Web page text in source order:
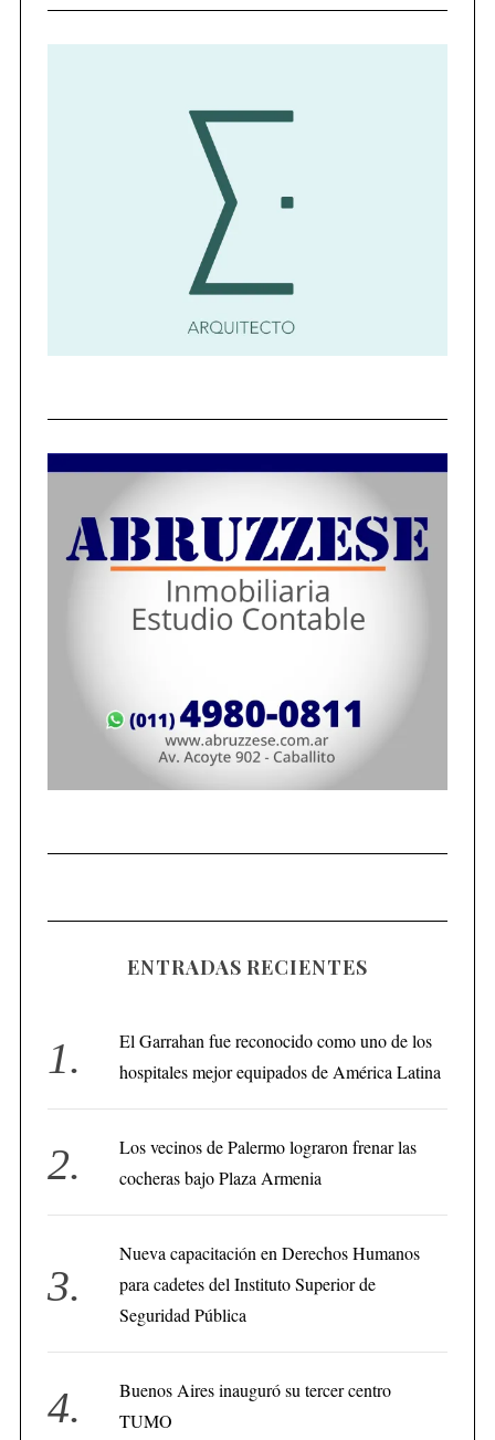
ENTRADAS RECIENTES
El Garrahan fue reconocido como uno de los
hospitales mejor equipados de América Latina
Los vecinos de Palermo lograron frenar las
cocheras bajo Plaza Armenia
Nueva capacitación en Derechos Humanos
para cadetes del Instituto Superior de
Seguridad Pública
Buenos Aires inauguró su tercer centro
TUMO